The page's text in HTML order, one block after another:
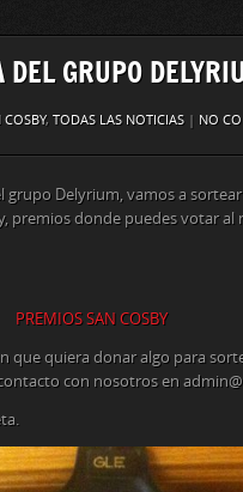
GRUPO
COSBY, TODAS LAS NOTICIAS | NO
grupo Delyrium, vamos a
premios donde puedes votar
PREMIOS SAN COSBY
que quiera donar algo para
con nosotros en